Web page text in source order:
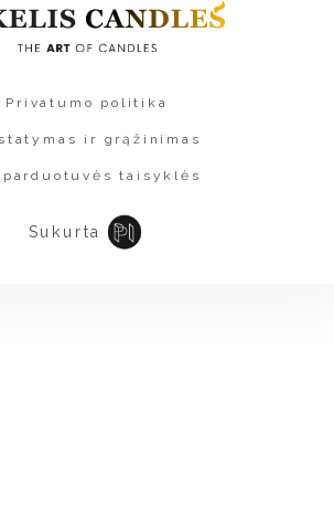
Privatumo politika
ir grąžinimas
parduotuvės taisyklės
Sukurta